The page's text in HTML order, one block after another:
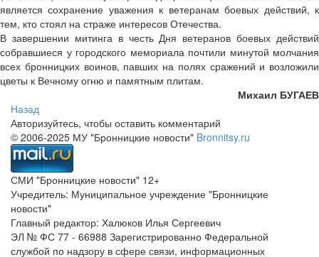
является сохранение уважения к ветеранам боевых действий, к
тем, кто стоял на страже интересов Отечества.
В завершении митинга в честь Дня ветеранов боевых действий
собравшиеся у городского мемориала почтили минутой молчания
всех бронницких воинов, павших на полях сражений и возложили
цветы к Вечному огню и памятным плитам.
Михаил БУГАЕВ
Назад
Авторизуйтесь, чтобы оставить комментарий
© 2006-2025 МУ "Бронницкие новости" Bronnitsy.ru
СМИ "Бронницкие новости" 12+
Учредитель: Муниципальное учреждение "Бронницкие
новости"
Главный редактор: Халюков Илья Сергеевич
ЭЛ № ФС 77 - 66988 Зарегистрированно Федеральной
службой по надзору в сфере связи, информационных